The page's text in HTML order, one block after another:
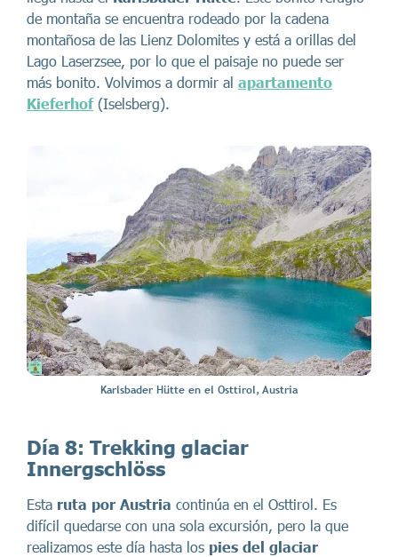
de montaña se encuentra rodeado por la cadena
montañosa de las Lienz Dolomites y está a orillas del
Lago Laserzsee, por lo que el paisaje no puede ser
más bonito. Volvimos a dormir al apartamento
Kieferhof (Iselsberg).
Karlsbader Hütte en el Osttirol, Austria
Día 8: Trekking glaciar
Innergschlöss
Esta ruta por Austria continúa en el Osttirol. Es
difícil quedarse con una sola excursión, pero la que
realizamos este día hasta los pies del glaciar